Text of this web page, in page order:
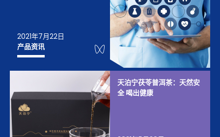
产品资讯
2021年7月22日
WeChat Knowledge
天泊宁茯苓普洱茶：天然安
全 喝出健康